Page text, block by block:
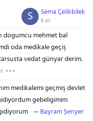
Sema Çelikbilek
8 yıl
S
dogumcu mehmet bal
oda medikale geçiş
vedat günyar derim.
medikalemi geçmiş devlet
gebeligimim
Bayram Şenyer